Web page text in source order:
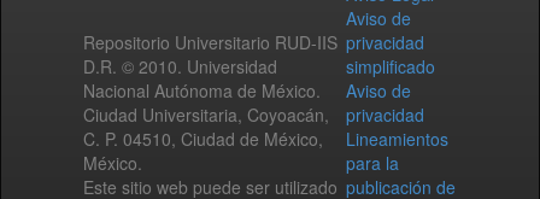
Repositorio Universitario RUD-IIS
D.R. © 2010. Universidad
Nacional Autónoma de México.
Ciudad Universitaria, Coyoacán,
C. P. 04510, Ciudad de México,
México.
Este sitio web puede ser utilizado
Aviso de
privacidad
simplificado
Aviso de
privacidad
Lineamientos
para la
publicación de